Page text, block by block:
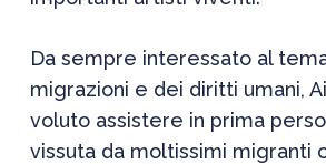
Da sempre interessato al
migrazioni e dei diritti umani,
voluto assistere in prima
vissuta da moltissimi migranti